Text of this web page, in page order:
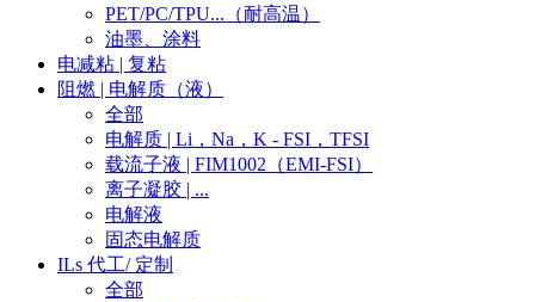
PET/PC/TPU...（耐高温）
油墨、涂料
电减粘 | 复粘
阻燃 | 电解质（液）
全部
电解质 | Li，Na，K - FSI，TFSI
载流子液 | FIM1002（EMI-FSI）
离子凝胶 | ...
电解液
固态电解质
ILs 代工/ 定制
全部